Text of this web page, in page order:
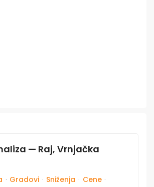
— Raj, Vrnjačka
· Gradovi · Sniženja · Cene ·